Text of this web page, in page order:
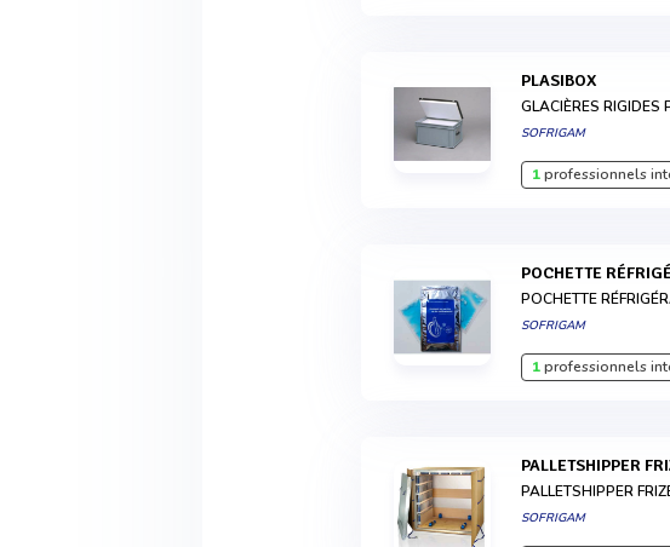
PLASIBOX
GLACIÈRES RIGIDES
SOFRIGAM
1professionnels
POCHETTE
POCHETTE
SOFRIGAM
1professionnels
PALLETSHIPPER
PALLETSHIPPER
SOFRIGAM